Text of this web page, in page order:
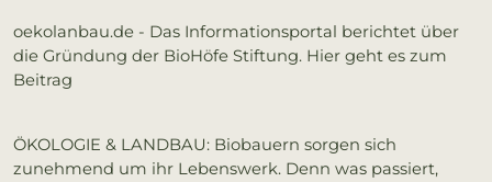
oekolanbau.de - Das Informationsportal berichtet über
die Gründung der BioHöfe Stiftung. Hier geht es zum
Beitrag
ÖKOLOGIE & LANDBAU: Biobauern sorgen sich
zunehmend um ihr Lebenswerk. Denn was passiert,